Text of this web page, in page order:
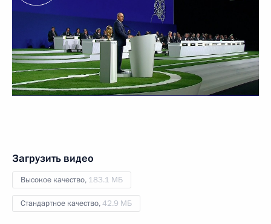
Загрузить видео
Высокое качество, 183.1 МБ
Стандартное качество,42.9 МБ